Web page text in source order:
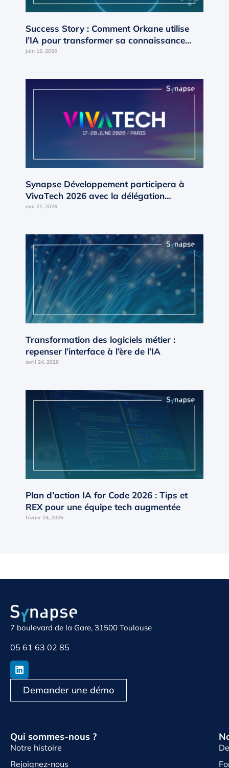
Success Story : Comment Orkane utilise
l’IA pour transformer sa connaissance
interne en moteur de croissance ?
juin 16, 2026
Synapse Développement participera à
VivaTech 2026 avec la délégation
Occitanie d’AD’OCC
mai 21, 2026
Transformation des logiciels métier :
repenser l’interface à l’ère de l’IA
avril 24, 2026
Plan d’action IA for Code 2026 : Tips et
REX pour une équipe tech augmentée
février 24, 2026
7 boulevard de la Gare, 31500 Toulouse
05 61 63 02 85
Demander une démo
Qui sommes-nous ?
Notre histoire
Rejoignez-nous